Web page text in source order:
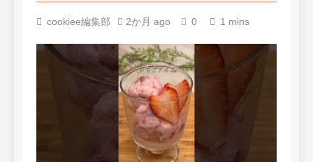
cookiee編集部 2か月 ago 0 1 mins